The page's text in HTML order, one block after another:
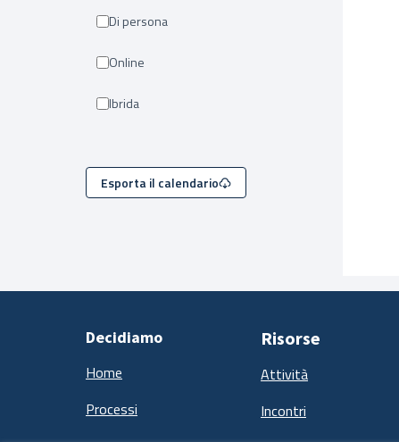
Di persona
Online
Ibrida
Esporta il calendario
Decidiamo
Home
Processi
Risorse
Attività
Incontri